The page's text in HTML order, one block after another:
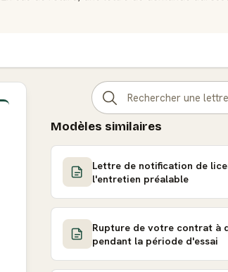
Modèles similaires
Lettre de notification de
l'entretien préalable
Rupture de votre contrat à
pendant la période d'essai